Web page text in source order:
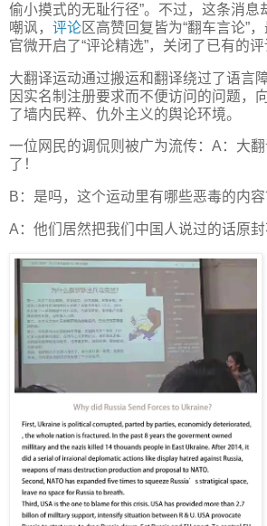
偷小摸式的无耻行径”。不过，这条消息
嘲讽， 评论区高赞回复皆为“翻车言论”
官微开启了“评论精选”，关闭了已有的评
大翻译运动通过搬运和翻译绕过了语言
因实名制注册要求而不便访问的问题，
了墙内民粹、仇外主义的舆论环境。
一位网民的调侃则被广为流传：A：大
了！
B：是吗，这个运动里有哪些恶毒的内容
A：他们居然把我们中国人说过的话原封